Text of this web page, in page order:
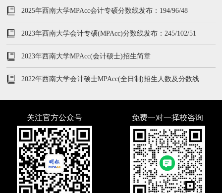
2025年西南大学MPAcc会计专硕分数线发布：194/96/48
2023年西南大学会计专硕(MPAcc)分数线发布：245/102/51
2023年西南大学MPAcc(会计硕士)招生简章
2022年西南大学会计硕士MPAcc(全日制)招生人数及分数线
关注官方公众号 免费一对一择校咨询